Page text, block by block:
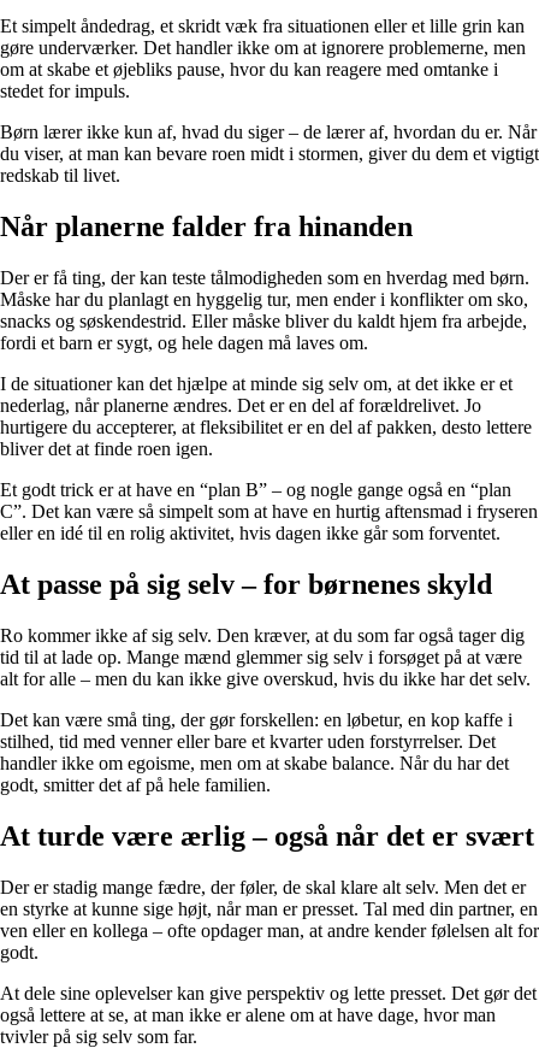
Et simpelt åndedrag, et skridt væk fra situationen eller et lille grin kan
gøre underværker. Det handler ikke om at ignorere problemerne, men
om at skabe et øjebliks pause, hvor du kan reagere med omtanke i
stedet for impuls.
Børn lærer ikke kun af, hvad du siger – de lærer af, hvordan du er. Når
du viser, at man kan bevare roen midt i stormen, giver du dem et vigtigt
redskab til livet.
Når planerne falder fra hinanden
Der er få ting, der kan teste tålmodigheden som en hverdag med børn.
Måske har du planlagt en hyggelig tur, men ender i konflikter om sko,
snacks og søskendestrid. Eller måske bliver du kaldt hjem fra arbejde,
fordi et barn er sygt, og hele dagen må laves om.
I de situationer kan det hjælpe at minde sig selv om, at det ikke er et
nederlag, når planerne ændres. Det er en del af forældrelivet. Jo
hurtigere du accepterer, at fleksibilitet er en del af pakken, desto lettere
bliver det at finde roen igen.
Et godt trick er at have en “plan B” – og nogle gange også en “plan
C”. Det kan være så simpelt som at have en hurtig aftensmad i fryseren
eller en idé til en rolig aktivitet, hvis dagen ikke går som forventet.
At passe på sig selv – for børnenes skyld
Ro kommer ikke af sig selv. Den kræver, at du som far også tager dig
tid til at lade op. Mange mænd glemmer sig selv i forsøget på at være
alt for alle – men du kan ikke give overskud, hvis du ikke har det selv.
Det kan være små ting, der gør forskellen: en løbetur, en kop kaffe i
stilhed, tid med venner eller bare et kvarter uden forstyrrelser. Det
handler ikke om egoisme, men om at skabe balance. Når du har det
godt, smitter det af på hele familien.
At turde være ærlig – også når det er svært
Der er stadig mange fædre, der føler, de skal klare alt selv. Men det er
en styrke at kunne sige højt, når man er presset. Tal med din partner, en
ven eller en kollega – ofte opdager man, at andre kender følelsen alt for
godt.
At dele sine oplevelser kan give perspektiv og lette presset. Det gør det
også lettere at se, at man ikke er alene om at have dage, hvor man
tvivler på sig selv som far.